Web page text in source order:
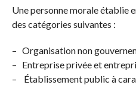
Une personne morale établie
des catégories suivantes :
– Organisation non
– Entreprise privée et
– Établissement public à